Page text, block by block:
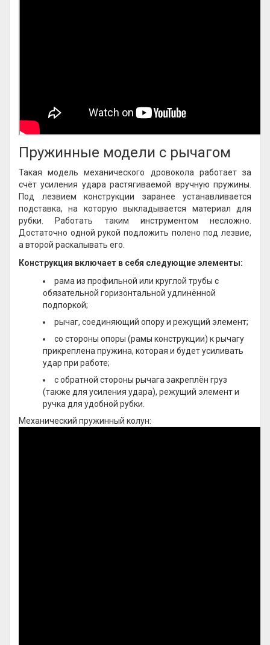
Пружинные модели с рычагом
Такая модель механического дровокола работает за
счёт усиления удара растягиваемой вручную пружины.
Под лезвием конструкции заранее устанавливается
подставка, на которую выкладывается материал для
рубки. Работать таким инструментом несложно.
Достаточно одной рукой подложить полено под лезвие,
а второй раскалывать его.
Конструкция включает в себя следующие элементы:
рама из профильной или круглой трубы с
обязательной горизонтальной удлинённой
подпоркой;
рычаг, соединяющий опору и режущий элемент;
со стороны опоры (рамы конструкции) к рычагу
прикреплена пружина, которая и будет усиливать
удар при работе;
с обратной стороны рычага закреплён груз
(также для усиления удара), режущий элемент и
ручка для удобной рубки.
Механический пружинный колун: